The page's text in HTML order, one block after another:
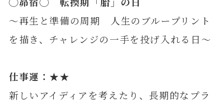
～再生と準備の周期 人生のブループリント
を描き、チャレンジの一手を投げ入れる日～
仕事運：★★
新しいアイディアを考えたり、長期的なプラ